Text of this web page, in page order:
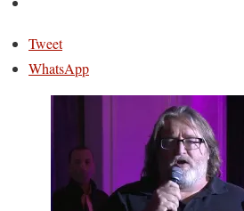
Tweet
WhatsApp